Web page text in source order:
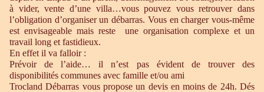
à vider, vente d’une villa…vous pouvez vous retrouver dans
l’obligation d’organiser un débarras. Vous en charger vous-même
est envisageable mais reste une organisation complexe et un
travail long et fastidieux.
En effet il va falloir :
Prévoir de l’aide… il n’est pas évident de trouver des
disponibilités communes avec famille et/ou ami
Trocland Débarras vous propose un devis en moins de 24h. Dés